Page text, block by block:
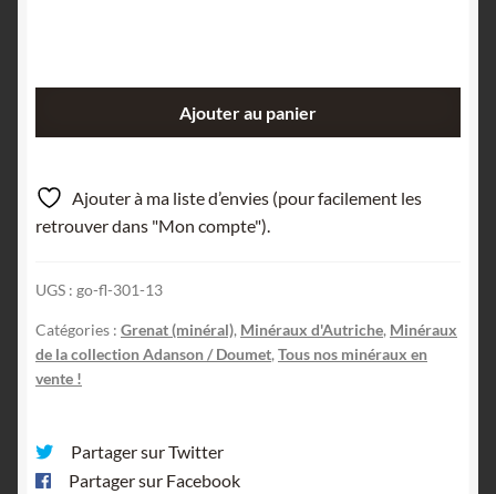
almandin,
Tyrol,
Autriche.
Ajouter au panier
Ajouter à ma liste d’envies (pour facilement les
retrouver dans "Mon compte").
UGS : go-fl-301-13
Catégories : Grenat (minéral), Minéraux d'Autriche, Minéraux
de la collection Adanson / Doumet, Tous nos minéraux en
vente !
Partager sur Twitter
Partager sur Facebook